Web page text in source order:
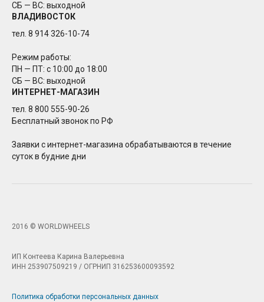
СБ — ВС: выходной
ВЛАДИВОСТОК
тел. 8 914 326-10-74
Режим работы:
ПН — ПТ: с 10:00 до 18:00
СБ — ВС: выходной
ИНТЕРНЕТ-МАГАЗИН
тел. 8 800 555-90-26
Бесплатный звонок по РФ
Заявки с интернет-магазина обрабатываются в течение
суток в будние дни
2016 © WORLDWHEELS
ИП Контеева Карина Валерьевна
ИНН 253907509219 / ОГРНИП 316253600093592
Политика обработки персональных данных